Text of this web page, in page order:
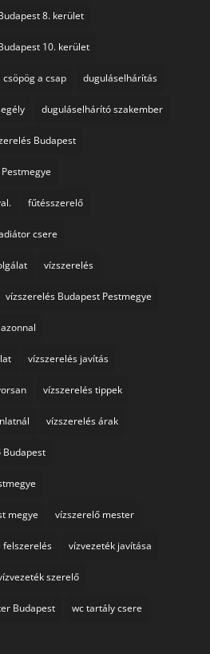
8. kerület
10. kerület
csöpög a csap duguláselhárítás
duguláselhárító szakember
Budapest
fűtésszerelő
csere
vízszerelés
vízszerelés Budapest Pestmegye
vízszerelés javítás
vízszerelés tippek
vízszerelés árak
Budapest
megye vízszerelő mester
felszerelés vízvezeték javítása
szerelő
Budapest wc tartály csere